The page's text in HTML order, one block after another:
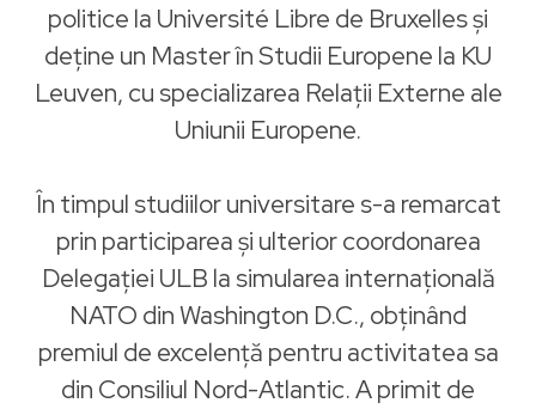
politice la Université Libre de Bruxelles și
deține un Master în Studii Europene la KU
Leuven, cu specializarea Relații Externe ale
Uniunii Europene.
În timpul studiilor universitare s-a remarcat
prin participarea și ulterior coordonarea
Delegației ULB la simularea internațională
NATO din Washington D.C., obținând
premiul de excelență pentru activitatea sa
din Consiliul Nord-Atlantic. A primit de